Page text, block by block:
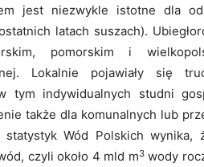
jest niezwykle istotne dla
latach suszach).
pomorskim i
Lokalnie pojawiały się
tym indywidualnych studni
także dla komunalnych lub
statystyk Wód Polskich
czyli około 4 mld m3wody